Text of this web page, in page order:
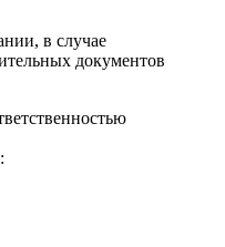
в случае
документов